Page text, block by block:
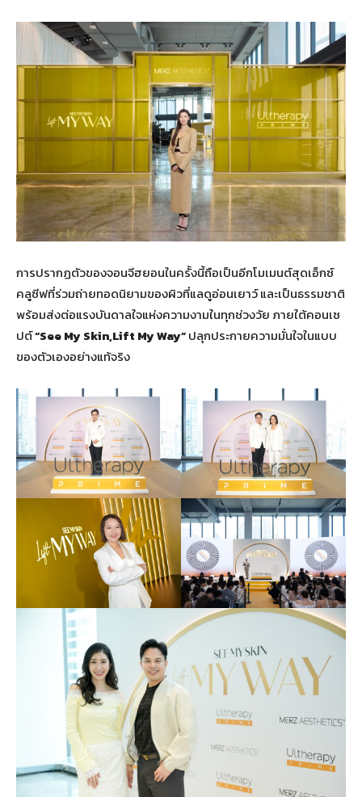
การปรากฏตัวของจอนจีฮยอนในครั้งนี้ถือเป็นอีกโมเมนต์สุดเอ็กซ์
คลูซีฟที่ร่วมถ่ายทอดนิยามของผิวที่แลดูอ่อนเยาว์ และเป็นธรรมชาติ
พร้อมส่งต่อแรงบันดาลใจแห่งความงามในทุกช่วงวัย ภายใต้คอนเซ
ปต์“See My Skin,Lift My Way”ปลุกประกายความมั่นใจในแบบ
ของตัวเองอย่างแท้จริง